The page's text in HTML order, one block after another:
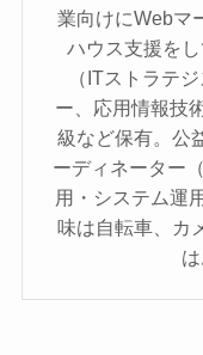
業向けにWebマ
ハウス支援を
（ITストラテ
ー、応用情報技
級など保有。公
ーディネーター
用・システム運
味は自転車、カ